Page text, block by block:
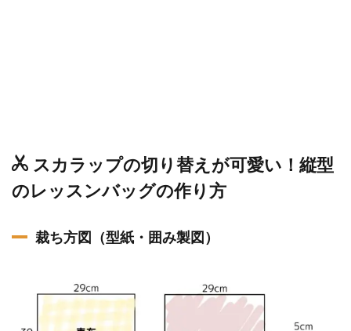
スカラップの切り替えが可愛い！縦型
のレッスンバッグの作り方
裁ち方図（型紙・囲み製図）